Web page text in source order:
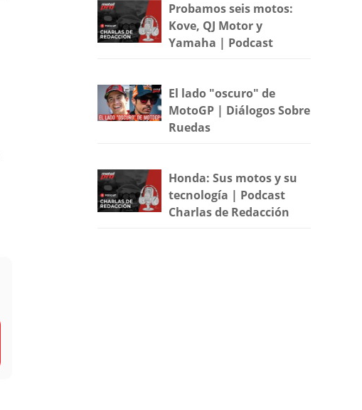
Probamos seis motos:
Kove, QJ Motor y
Yamaha | Podcast
El lado "oscuro" de
MotoGP | Diálogos Sobre
Ruedas
Honda: Sus motos y su
tecnología | Podcast
Charlas de Redacción